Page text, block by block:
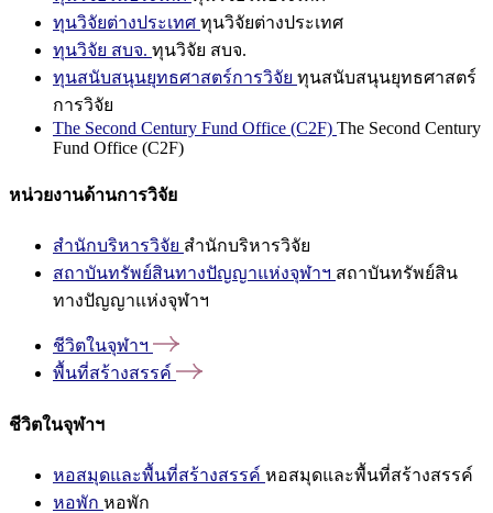
ทุนวิจัยต่างประเทศ ทุนวิจัยต่างประเทศ
ทุนวิจัย สบจ. ทุนวิจัย สบจ.
ทุนสนับสนุนยุทธศาสตร์การวิจัย ทุนสนับสนุนยุทธศาสตร์
การวิจัย
The Second Century Fund Office (C2F) The Second Century
Fund Office (C2F)
หน่วยงานด้านการวิจัย
สำนักบริหารวิจัย สำนักบริหารวิจัย
สถาบันทรัพย์สินทางปัญญาแห่งจุฬาฯ สถาบันทรัพย์สิน
ทางปัญญาแห่งจุฬาฯ
ชีวิตในจุฬาฯ
พื้นที่สร้างสรรค์
ชีวิตในจุฬาฯ
หอสมุดและพื้นที่สร้างสรรค์ หอสมุดและพื้นที่สร้างสรรค์
หอพัก หอพัก